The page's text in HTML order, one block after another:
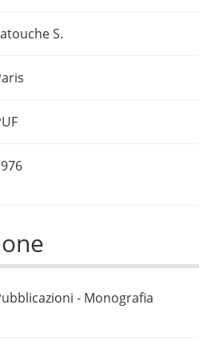
S.
- Monografia